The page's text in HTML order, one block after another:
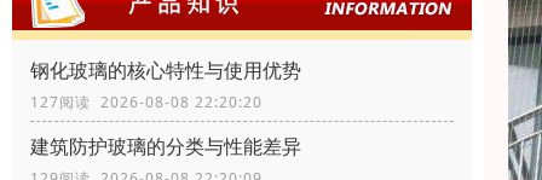
钢化玻璃的核心特性与使用优势
127阅读 2026-08-08 22:20:20
建筑防护玻璃的分类与性能差异